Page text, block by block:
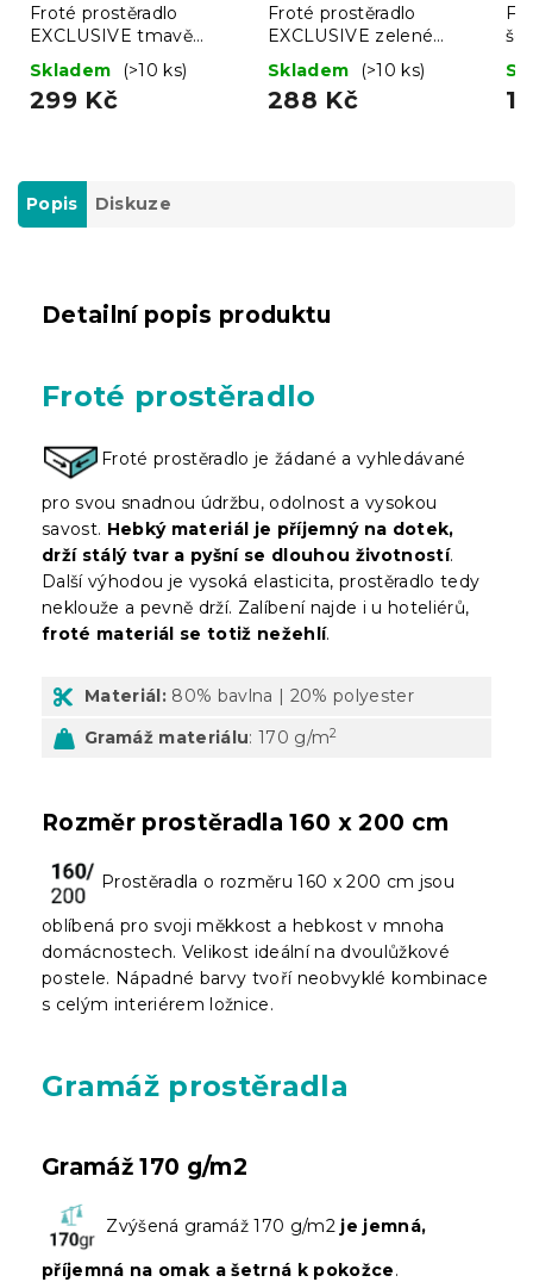
Froté prostěradlo
EXCLUSIVE tmavě
modré 160x200 cm
Skladem (>10 ks)
299 Kč
Froté prostěradlo
EXCLUSIVE zelené
160x200 cm
Skladem (>10 ks)
288 Kč
Popis Diskuze
Detailní popis produktu
Froté prostěradlo
Froté prostěradlo je žádané a vyhledávané
pro svou snadnou údržbu, odolnost a vysokou
savost. Hebký materiál je příjemný na dotek,
drží stálý tvar a pyšní se dlouhou životností.
Další výhodou je vysoká elasticita, prostěradlo tedy
neklouže a pevně drží. Zalíbení najde i u hoteliérů,
froté materiál se totiž nežehlí.
Materiál: 80% bavlna | 20% polyester
Gramáž materiálu: 170 g/m2
Rozměr prostěradla 160 x 200 cm
Prostěradla o rozměru 160 x 200 cm jsou
oblíbená pro svoji měkkost a hebkost v mnoha
domácnostech. Velikost ideální na dvoulůžkové
postele. Nápadné barvy tvoří neobvyklé kombinace
s celým interiérem ložnice.
Gramáž prostěradla
Gramáž 170 g/m2
Zvýšená gramáž 170 g/m2 je jemná,
příjemná na omak a šetrná k pokožce.